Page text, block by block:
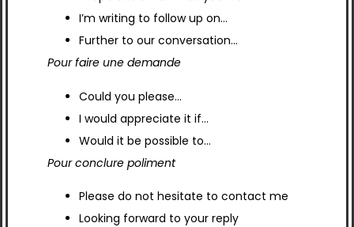
I’m writing to follow up on…
Further to our conversation…
Pour faire une demande
Could you please…
I would appreciate it if…
Would it be possible to…
Pour conclure poliment
Please do not hesitate to contact me
Looking forward to your reply